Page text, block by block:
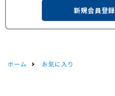
新規会員登
ホーム お気に入り